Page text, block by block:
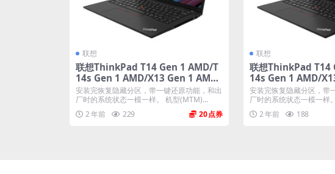
联想
联想ThinkPad T14 Gen 1 AMD/T
14s Gen 1 AMD/X13 Gen 1 AMD
原厂Windows10家庭版 oem系统
镜像下载
安装完恢复隐藏分区，带一键还原功能，和出
厂时的系统状态一模一样。 机型(MTM)...
2 年前
229 20
联想
联想ThinkPad T14
14s Gen 1 AMD/
原厂Windows10专
镜像下载
安装完恢复隐藏分区，带
厂时的系统状态一模一样
2 年前
188